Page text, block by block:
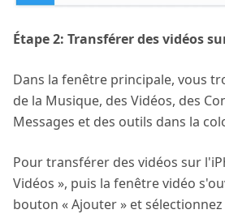
Étape 2: Transférer des vidéos
Dans la fenêtre principale, vous
de la Musique, des Vidéos, des
Messages et des outils dans la
Pour transférer des vidéos sur
Vidéos », puis la fenêtre vidéo
bouton « Ajouter » et